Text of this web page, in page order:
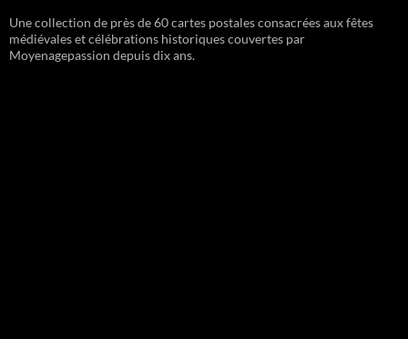
Une collection de près de 60 cartes postales consacrées aux fêtes
médiévales et célébrations historiques couvertes par
Moyenagepassion depuis dix ans.